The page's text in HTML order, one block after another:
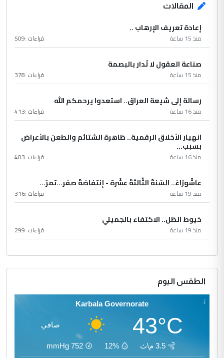
المقالات
إعادة تعريف الإرهاب ..
منذ 15 ساعة قراءات :509
صناعة العقول لا تُدار بالبصمة
منذ 15 ساعة قراءات :378
رسالة إلى شيعة العراق.. استعدوا يرحمكم الله
منذ 16 ساعة قراءات :413
انهيار الأخلاق الرقمية.. ظاهرة الشتائم والطعن بالأعراض
بسبب...
منذ 16 ساعة قراءات :403
عاشُورْاءُ.. السّنَةُ الثّالثةَ عشَرَة - إِنتفاضةُ صفَر…تمرّ...
منذ 19 ساعة قراءات :316
خيوط الظل.. الاكتفاء بالجميلي
منذ 19 ساعة قراءات :299
الطقس اليوم
Karbala Governorate
43°C صافي
3.5 م\ث 12%
752
mmHg